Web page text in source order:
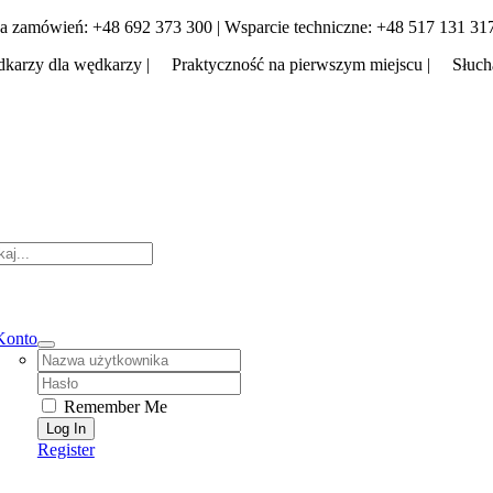
Skip
content
zamówień: +48 692 373 300 | Wsparcie techniczne: +48 517 131
dla wędkarzy | Praktyczność na pierwszym miejscu |
Username:
Password:
Remember Me
Register